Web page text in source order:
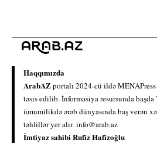
Haqqımızda
ArabAZportalı 2024-cü ildə
təsis edilib. İnformasiya resursunda başda
ümumilikdə ərəb dünyasında baş verən
təhlillər yer alır. info@arab.az
İmtiyaz sahibi Rufiz Hafizoğlu